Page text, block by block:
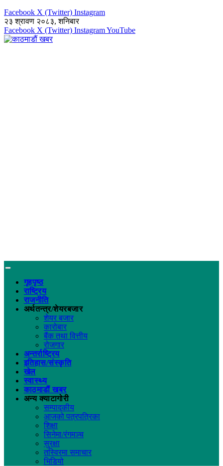
Facebook X (Twitter) Instagram
२३ श्रावण २०८३, शनिबार
Facebook X (Twitter) InstagramYouTube
गृहपृष्ठ
राष्ट्रिय
राजनीति
अर्थतन्त्र/शेयरबजार
शेयर बजार
कारोबार
बैंक तथा वित्तीय
रोजगार
अन्तर्राष्ट्रिय
इतिहास/संस्कृति
खेल
स्वास्थ्य
काठमाडौं खबर
अन्य क्याटागोरी
सम्पादकीय
आजको पत्रपत्रिका
शिक्षा
सिनेमा/रंगमञ्च
सुरक्षा
तस्विरमा समाचार
भिडियो